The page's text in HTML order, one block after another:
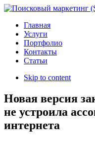
Главная
Услуги
Портфолио
Контакты
Статьи
Skip to content
Новая версия
не устроила
интернета